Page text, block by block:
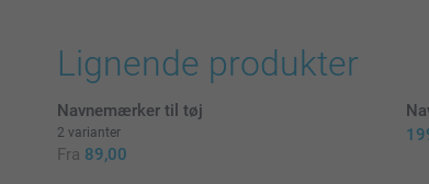
Lignende produkter
Navnemærker til tøj
2 varianter
Fra 89,00